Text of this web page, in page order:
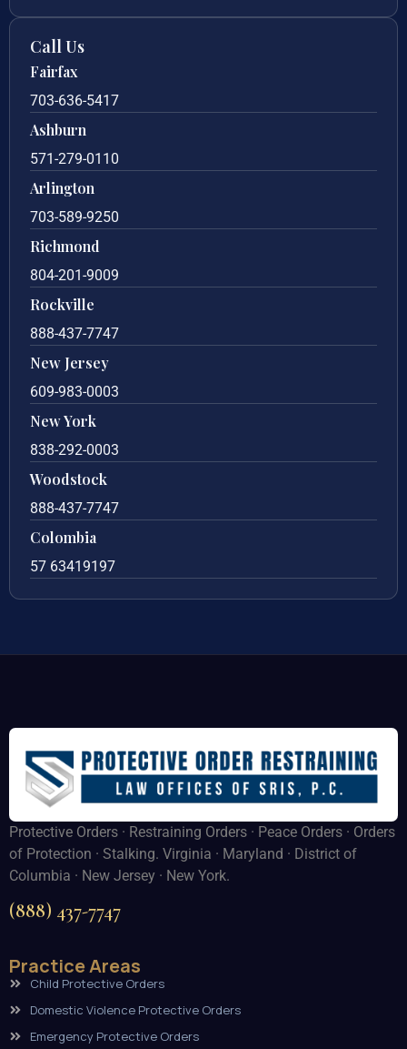
Call Us
Fairfax
703-636-5417
Ashburn
571-279-0110
Arlington
703-589-9250
Richmond
804-201-9009
Rockville
888-437-7747
New Jersey
609-983-0003
New York
838-292-0003
Woodstock
888-437-7747
Colombia
57 63419197
Protective Orders · Restraining Orders · Peace Orders · Orders
of Protection · Stalking. Virginia · Maryland · District of
Columbia · New Jersey · New York.
(888) 437-7747
Practice Areas
Child Protective Orders
Domestic Violence Protective Orders
Emergency Protective Orders